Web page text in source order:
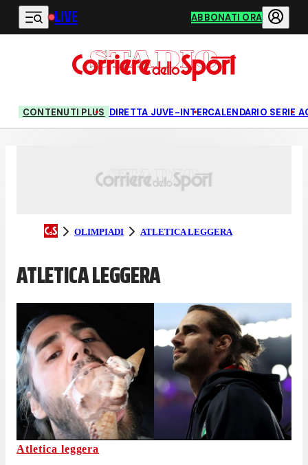
Vai al contenuto principale
LIVE ABBONATI ORA
CONTENUTI PLUS DIRETTA JUVE-INTERCALENDARIO SERIE A
OLIMPIADI ATLETICA LEGGERA
ATLETICA LEGGERA
Atletica leggera